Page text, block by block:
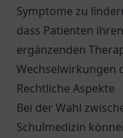
Symptome zu
dass Patienten
ergänzenden
Wechselwirkungen
Rechtliche Aspekte
Bei der Wahl
Schulmedizin